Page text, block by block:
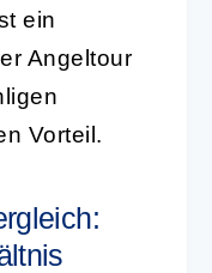
ein
Angeltour
Vorteil.